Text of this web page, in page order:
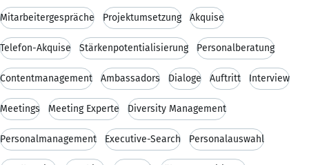
Mitarbeitergespräche Projektumsetzung Akquise
Telefon-Akquise Stärkenpotentialisierung Personalberatung
Contentmanagement Ambassadors Dialoge Auftritt Interview
Meetings Meeting Experte Diversity Management
Personalmanagement Executive-Search Personalauswahl